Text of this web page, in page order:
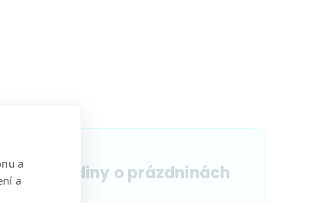
a
a
hodiny o prázdninách